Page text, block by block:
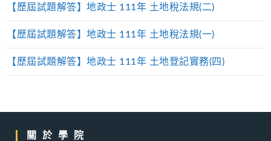
【歷屆試題解答】地政士 111年 土地稅法規(二)
【歷屆試題解答】地政士 111年 土地稅法規(一)
【歷屆試題解答】地政士 111年 土地登記實務(四)
關於學院